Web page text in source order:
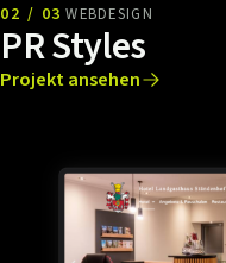
02 / 03 WEBDESIGN
PR Styles
Projekt ansehen